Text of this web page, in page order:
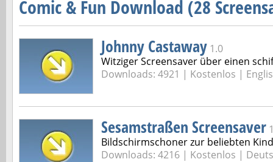
Comic & Fun Download (28
Johnny Castaway 1.0
Witziger Screensaver über einen
Downloads: 4921 | Kostenlos |
Sesamstraßen Screensaver
Bildschirmschoner zur beliebten
Downloads: 4216 | Kostenlos |